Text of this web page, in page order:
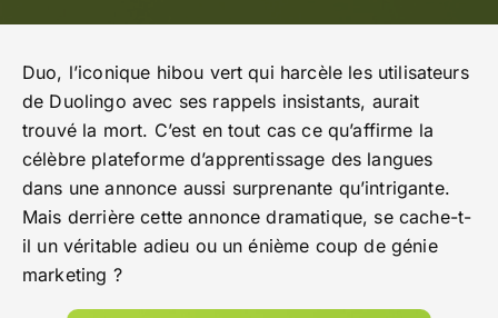
Duo, l’iconique hibou vert qui harcèle les utilisateurs
de Duolingo avec ses rappels insistants, aurait
trouvé la mort. C’est en tout cas ce qu’affirme la
célèbre plateforme d’apprentissage des langues
dans une annonce aussi surprenante qu’intrigante.
Mais derrière cette annonce dramatique, se cache-t-
il un véritable adieu ou un énième coup de génie
marketing ?